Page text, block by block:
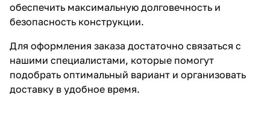
обеспечить максимальную долговечность и
безопасность конструкции.
Для оформления заказа достаточно связаться с
нашими специалистами, которые помогут
подобрать оптимальный вариант и организовать
доставку в удобное время.